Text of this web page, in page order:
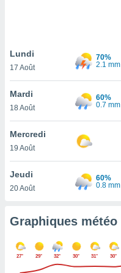
pas
de
à
cas,
que
sur le
que
ne
Lundi
17 Août
70%
2.1 mm
Mardi
18 Août
60%
0.7 mm
Mercredi
19 Août
Jeudi
20 Août
60%
0.8 mm
Graphiques météo
27° 29° 32° 30° 31° 30°